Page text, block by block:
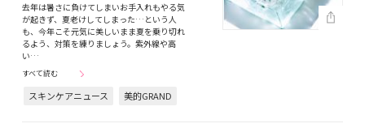
去年は暑さに負けてしまいお手入れもやる気
が起きず、夏老けしてしまった…という人
も、今年こそ元気に美しいまま夏を乗り切れ
るよう、対策を練りましょう。紫外線や高
い…
すべて読む
スキンケアニュース 美的GRAND